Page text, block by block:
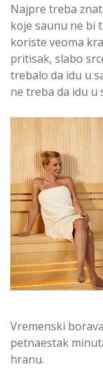
Najpre treba
koje saunu ne bi
koriste veoma
pritisak, slabo
trebalo da idu u
ne treba da idu u
Vremenski
petnaestak
hranu.